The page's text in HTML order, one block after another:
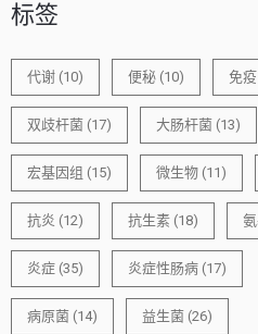
标签
代谢 (10) 便秘 (10) 免疫
双歧杆菌 (17) 大肠杆菌 (13)
宏基因组 (15) 微生物 (11)
抗炎 (12) 抗生素 (18)
炎症 (35) 炎症性肠病 (17)
病原菌 (14) 益生菌 (26)